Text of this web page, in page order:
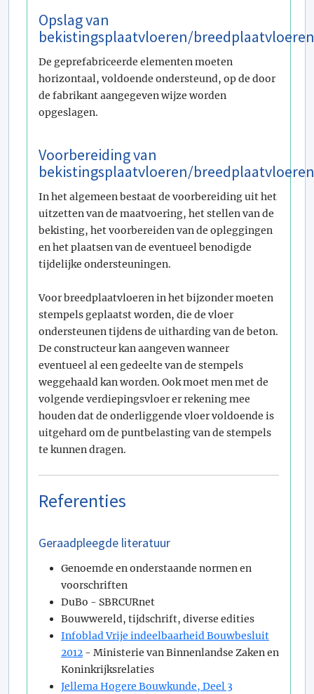
Opslag van
bekistingsplaatvloeren/breedplaatvloeren
De geprefabriceerde elementen moeten
horizontaal, voldoende ondersteund, op de door
de fabrikant aangegeven wijze worden
opgeslagen.
Voorbereiding van
bekistingsplaatvloeren/breedplaatvloeren
In het algemeen bestaat de voorbereiding uit het
uitzetten van de maatvoering, het stellen van de
bekisting, het voorbereiden van de opleggingen
en het plaatsen van de eventueel benodigde
tijdelijke ondersteuningen.
Voor breedplaatvloeren in het bijzonder moeten
stempels geplaatst worden, die de vloer
ondersteunen tijdens de uitharding van de beton.
De constructeur kan aangeven wanneer
eventueel al een gedeelte van de stempels
weggehaald kan worden. Ook moet men met de
volgende verdiepingsvloer er rekening mee
houden dat de onderliggende vloer voldoende is
uitgehard om de puntbelasting van de stempels
te kunnen dragen.
Referenties
Geraadpleegde literatuur
Genoemde en onderstaande normen en
voorschriften
DuBo - SBRCURnet
Bouwwereld, tijdschrift, diverse edities
Infoblad Vrije indeelbaarheid Bouwbesluit
2012 - Ministerie van Binnenlandse Zaken en
Koninkrijksrelaties
Jellema Hogere Bouwkunde, Deel 3